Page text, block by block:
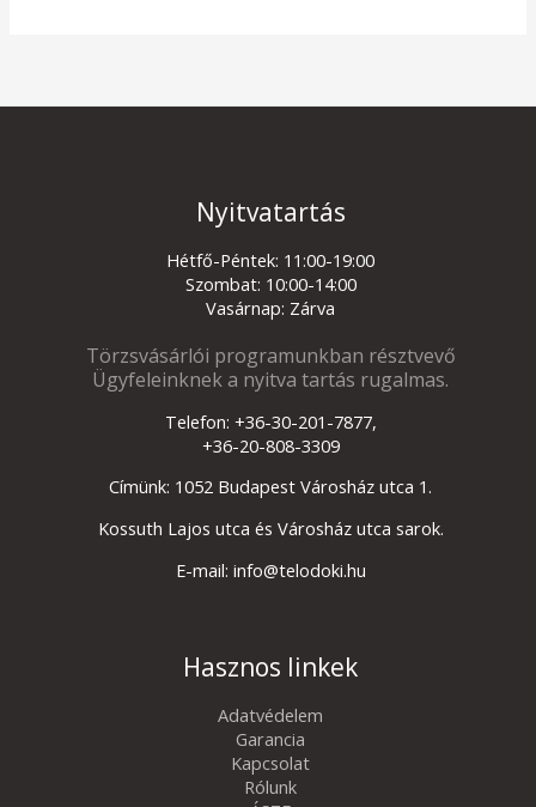
Nyitvatartás
Hétfő-Péntek: 11:00-19:00
Szombat: 10:00-14:00
Vasárnap: Zárva
Törzsvásárlói programunkban résztvevő
Ügyfeleinknek a nyitva tartás rugalmas.
Telefon: +36-30-201-7877,
+36-20-808-3309
Címünk: 1052 Budapest Városház utca 1.
Kossuth Lajos utca és Városház utca sarok.
E-mail: info@telodoki.hu
Hasznos linkek
Adatvédelem
Garancia
Kapcsolat
Rólunk